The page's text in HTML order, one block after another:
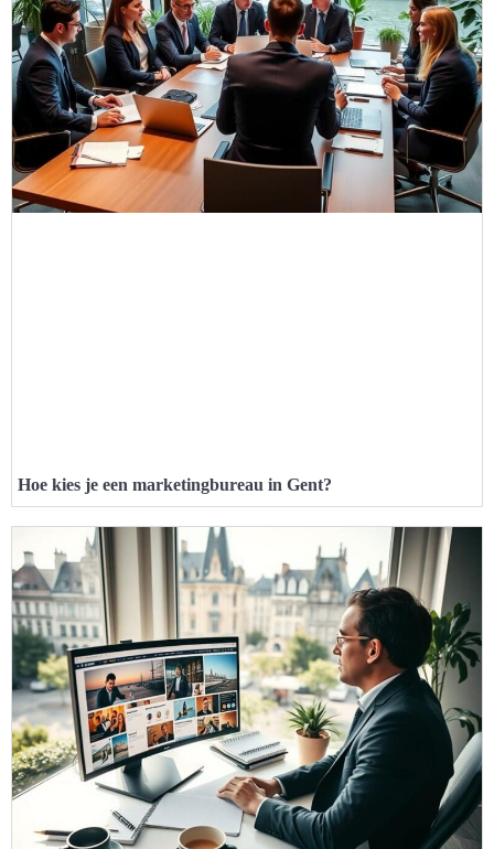
Hoe kies je een marketingbureau in Gent?